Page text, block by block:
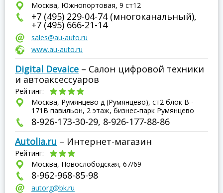
Москва, Южнопортовая, 9 ст12
+7 (495) 229-04-74 (многоканальный),
+7 (495) 666-21-14
sales@au-auto.ru
www.au-auto.ru
Digital Devaice – Салон цифровой техники
и автоаксессуаров
Рейтинг:
Москва, Румянцево д (Румянцево), ст2 блок В -
171В павильон, 2 этаж, бизнес-парк Румянцево
8-926-173-30-29, 8-926-177-88-86
Autolia.ru – Интернет-магазин
Рейтинг:
Москва, Новослободская, 67/69
8-962-968-85-98
autorg@bk.ru